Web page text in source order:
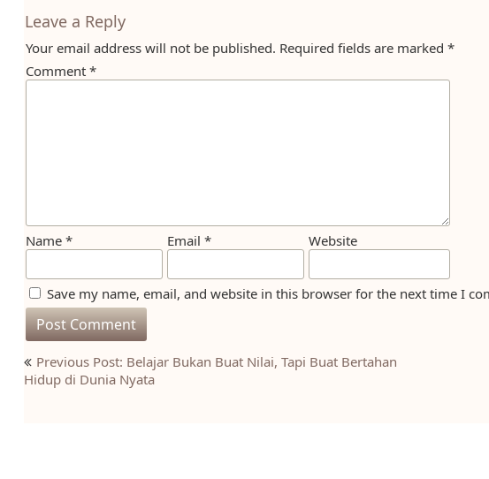
Leave a Reply
Your email address will not be published. Required fields are marked *
Comment *
Name * Email * Website
Save my name, email, and website in this browser for the next time I
Post
navigation
Previous Post: Belajar Bukan Buat Nilai, Tapi Buat Bertahan
Hidup di Dunia Nyata